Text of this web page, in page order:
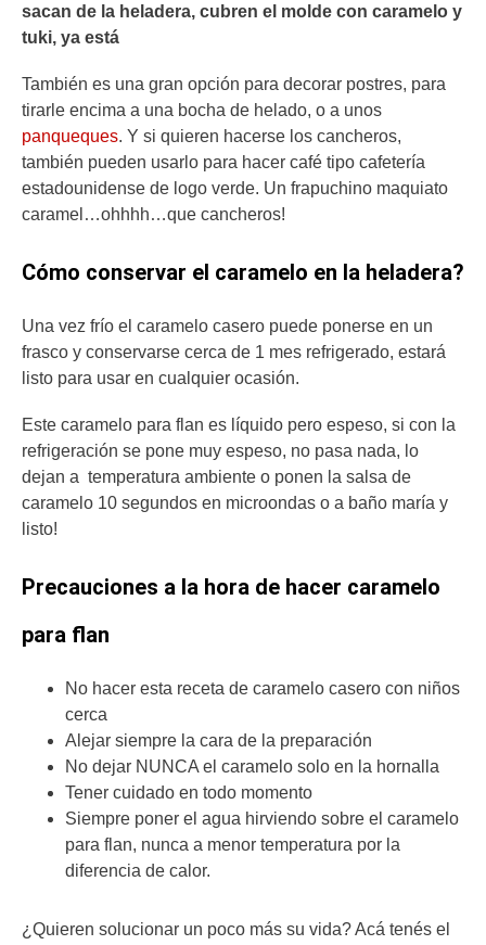
sacan de la heladera, cubren el molde con caramelo y
tuki, ya está
También es una gran opción para decorar postres, para
tirarle encima a una bocha de helado, o a unos
panqueques. Y si quieren hacerse los cancheros,
también pueden usarlo para hacer café tipo cafetería
estadounidense de logo verde. Un frapuchino maquiato
caramel…ohhhh…que cancheros!
Cómo conservar el caramelo en la heladera?
Una vez frío el caramelo casero puede ponerse en un
frasco y conservarse cerca de 1 mes refrigerado, estará
listo para usar en cualquier ocasión.
Este caramelo para flan es líquido pero espeso, si con la
refrigeración se pone muy espeso, no pasa nada, lo
dejan a temperatura ambiente o ponen la salsa de
caramelo 10 segundos en microondas o a baño maría y
listo!
Precauciones a la hora de hacer caramelo
para flan
No hacer esta receta de caramelo casero con niños
cerca
Alejar siempre la cara de la preparación
No dejar NUNCA el caramelo solo en la hornalla
Tener cuidado en todo momento
Siempre poner el agua hirviendo sobre el caramelo
para flan, nunca a menor temperatura por la
diferencia de calor.
¿Quieren solucionar un poco más su vida? Acá tenés el